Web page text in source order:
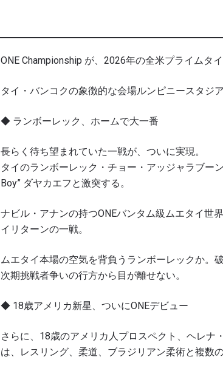
ONE Championship が、2026年の全米プライムタ
タイ・バンコクの象徴的な会場ルンピニースタジア
◆ ランボーレック、ホームで大一番
長らく待ち望まれていた一戦が、ついに実現。
タイのランボーレック・チョー・アッジャラブー
Boy” ダヤカエフと激突する。
ナビル・アナンの持つONEバンタム級ムエタイ世
イリターンの一戦。
ムエタイ本場の空気を背負うランボーレックか。
次期挑戦者争いの行方から目が離せない。
◆ 18歳アメリカ新星、ついにONEデビュー
さらに、18歳のアメリカ人プロスペクト、ヘレナ
は、レスリング、柔道、ブラジリアン柔術と複数